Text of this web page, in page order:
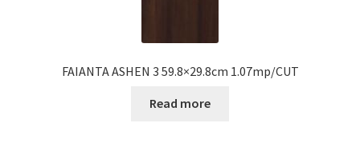
FAIANTA ASHEN 3 59.8×29.8cm 1.07mp/CUT
Read more